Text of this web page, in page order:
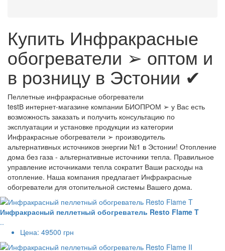
Купить Инфракрасные
обогреватели ➢ оптом и
в розницу в Эстонии ✔
Пеллетные инфракрасные обогреватели
testВ интернет-магазине компании БИОПРОМ ➢ у Вас есть
возможность заказать и получить консультацию по
эксплуатации и установке продукции из категории
Инфракрасные обогреватели ➢ производитель
альтернативных источников энергии №1 в Эстонии! Отопление
дома без газа - альтернативные источники тепла. Правильное
управление источниками тепла сократит Ваши расходы на
отопление. Наша компания предлагает Инфракрасные
обогреватели для отопительной системы Вашего дома.
Инфракрасный пеллетный обогреватель Resto Flame T
..
Цена: 49500 грн